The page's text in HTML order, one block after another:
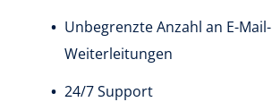
Unbegrenzte Anzahl an E-Mail-
Weiterleitungen
24/7 Support